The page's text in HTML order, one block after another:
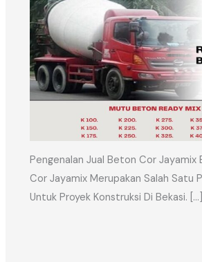
Pengenalan Jual Beton Cor Jayamix
Cor Jayamix Merupakan Salah Satu
Untuk Proyek Konstruksi Di Bekasi. […]